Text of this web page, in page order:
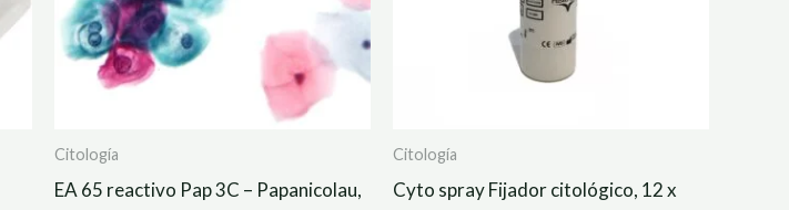
Citología
EA 65 reactivo Pap 3C – Papanicolau,
Citología
Cyto spray Fijador citológico, 12 x